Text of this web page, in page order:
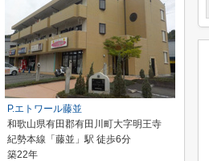
P.エトワール藤並
和歌山県有田郡有田川町大字明王寺
紀勢本線「藤並」駅 徒歩6分
築22年